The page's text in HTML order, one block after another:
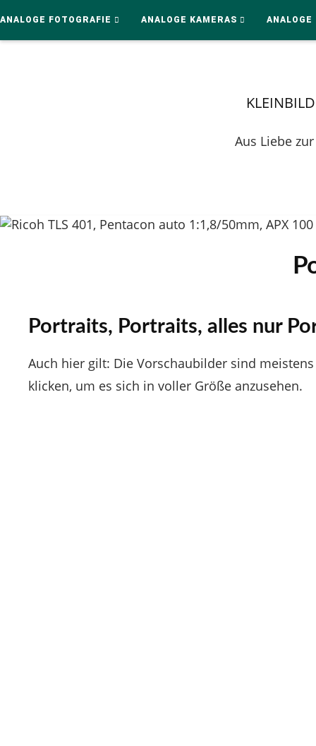
ANALOGE FOTOGRAFIE ANALOGE KAMERAS ANALOGE
Aus Liebe
Portraits, Portraits, alles nur
Auch hier gilt: Die Vorschaubilder sind
klicken, um es sich in voller Größe anzusehen.